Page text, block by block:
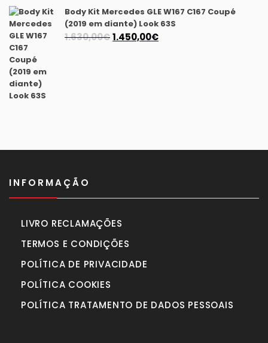
era:
940,00€.
é:
870,00€.
Body Kit Mercedes GLE W167 C167 Coupé
(2019 em diante) Look 63S
1.630,00€O
1.450,00€O
INFORMAÇÃO
LIVRO RECLAMAÇÕES
TERMOS E CONDIÇÕES
POLÍTICA DE PRIVACIDADE
POLÍTICA COOKIES
POLÍTICA TRATAMENTO DE DADOS PESSOAIS